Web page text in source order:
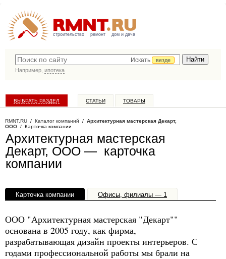
строительство ремонт дом и дача
Искать
везде
Например, ипотека
ВЫБРАТЬ РАЗДЕЛ СТАТЬИ ТОВАРЫ
RMNT.RU / Каталог компаний / Архитектурная мастерская Декарт,
ООО / Карточка компании
Архитектурная мастерская
Декарт, ООО — карточка
компании
Карточка компании Офисы, филиалы — 1
ООО "Архитектурная мастерская "Декарт""
основана в 2005 году, как фирма,
разрабатывающая дизайн проекты интерьеров. С
годами профессиональной работы мы брали на